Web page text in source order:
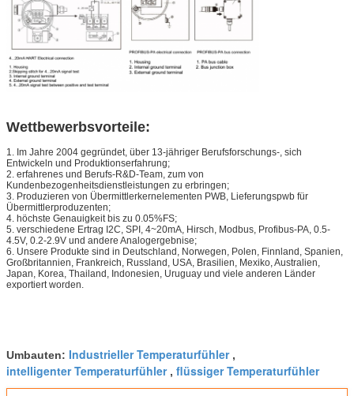
Wettbewerbsvorteile:
1. Im Jahre 2004 gegründet, über 13-jähriger Berufsforschungs-, sich
Entwickeln und Produktionserfahrung;
2. erfahrenes und Berufs-R&D-Team, zum von
Kundenbezogenheitsdienstleistungen zu erbringen;
3. Produzieren von Übermittlerkernelementen PWB, Lieferungspwb für
Übermittlerproduzenten;
4. höchste Genauigkeit bis zu 0.05%FS;
5. verschiedene Ertrag I2C, SPI, 4~20mA, Hirsch, Modbus, Profibus-PA, 0.5-
4.5V, 0.2-2.9V und andere Analogergebnise;
6. Unsere Produkte sind in Deutschland, Norwegen, Polen, Finnland, Spanien,
Großbritannien, Frankreich, Russland, USA, Brasilien, Mexiko, Australien,
Japan, Korea, Thailand, Indonesien, Uruguay und viele anderen Länder
exportiert worden.
Umbauten: Industrieller Temperaturfühler,
intelligenter Temperaturfühler, flüssiger Temperaturfühler